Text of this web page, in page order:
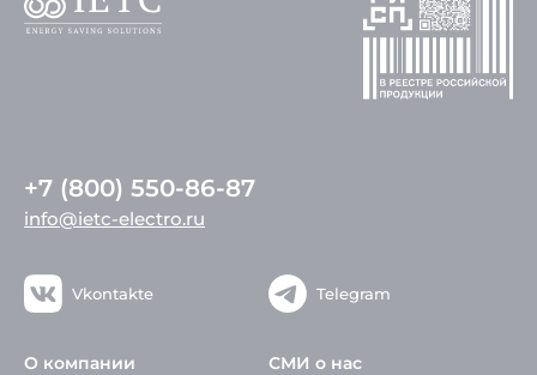
+7 (800) 550-86-87
info@ietc-electro.ru
Vkontakte Telegram
О компании СМИ о нас